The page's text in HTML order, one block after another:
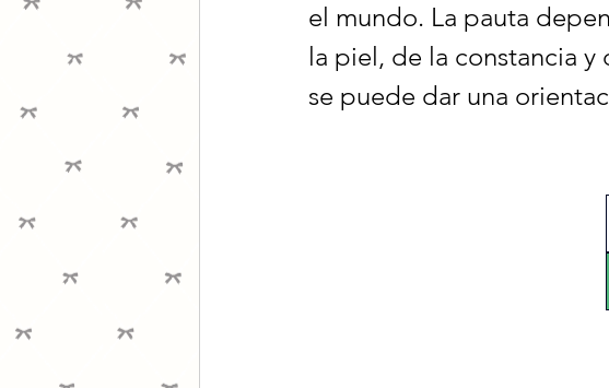
el mundo. La pauta
la piel, de la constancia
se puede dar una